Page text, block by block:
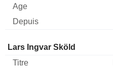
Administrateur Titre
Lars Ingvar Sköld